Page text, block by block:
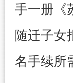
手一册《
随迁子女
名手续所